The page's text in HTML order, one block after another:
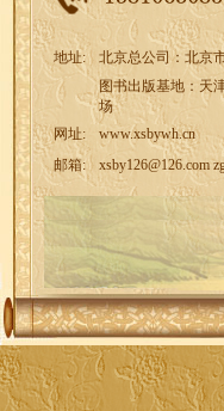
地址:
北京总公司：北京
图书出版基地：天
场
网址:
www.xsbywh.cn
邮箱:
xsby126@126.com